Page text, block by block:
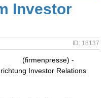
Investor
ID: 18137
(firmenpresse) -
Investor Relations